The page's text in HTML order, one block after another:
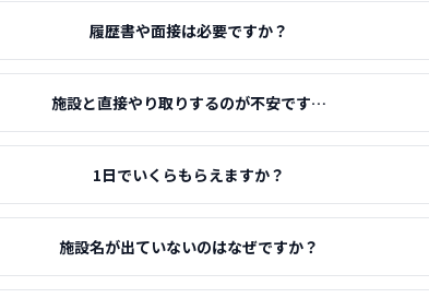
履歴書や面接は必要ですか？
施設と直接やり取りするのが不安です…
1日でいくらもらえますか？
施設名が出ていないのはなぜですか？